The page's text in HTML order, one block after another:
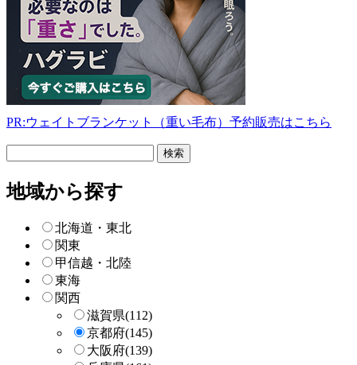
PR:ウェイトブランケット（重い毛布）予約販売はこちら
ー
検
地域から探す
北海道・東北
関東
甲信越・北陸
東海
関西
滋賀県(112)
京都府(145)
大阪府(139)